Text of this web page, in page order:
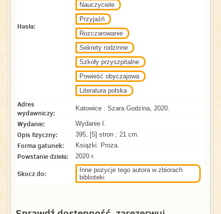
Hasła:
Nauczyciele
Przyjaźń
Rozczarowanie
Sekrety rodzinne
Szkoły przyszpitalne
Powieść obyczajowa
Literatura polska
Adres
wydawniczy:
Katowice : Szara Godzina, 2020.
Wydanie: Wydanie I.
Opis fizyczny: 395, [5] stron ; 21 cm.
Forma gatunek: Książki. Proza.
Powstanie dzieła: 2020 r.
Skocz do:
Inne pozycje tego autora w zbiorach
biblioteki